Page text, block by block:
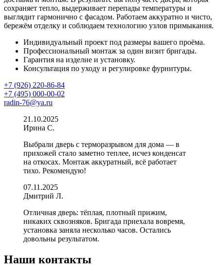
сохраняет тепло, выдерживает перепады температуры и
выглядит гармонично с фасадом. Работаем аккуратно и чисто,
бережём отделку и соблюдаем технологию узлов примыкания.
Индивидуальный проект под размеры вашего проёма.
Профессиональный монтаж за один визит бригады.
Гарантия на изделие и установку.
Консультация по уходу и регулировке фурнитуры.
+7 (926) 220-86-84
+7 (495) 000-00-02
radin-76@ya.ru
21.10.2025
Ирина С.
Выбрали дверь с терморазрывом для дома — в
прихожей стало заметно теплее, исчез конденсат
на откосах. Монтаж аккуратный, всё работает
тихо. Рекомендую!
07.11.2025
Дмитрий Л.
Отличная дверь: тёплая, плотный прижим,
никаких сквозняков. Бригада приехала вовремя,
установка заняла несколько часов. Остались
довольны результатом.
Наши контакты